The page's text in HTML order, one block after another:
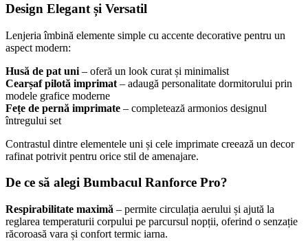
Design Elegant și Versatil
Lenjeria îmbină elemente simple cu accente decorative pentru un
aspect modern:
Husă de pat uni – oferă un look curat și minimalist
Cearșaf pilotă imprimat – adaugă personalitate dormitorului prin
modele grafice moderne
Fețe de pernă imprimate – completează armonios designul
întregului set
Contrastul dintre elementele uni și cele imprimate creează un decor
rafinat potrivit pentru orice stil de amenajare.
De ce să alegi Bumbacul Ranforce Pro?
Respirabilitate maximă – permite circulația aerului și ajută la
reglarea temperaturii corpului pe parcursul nopții, oferind o senzație
răcoroasă vara și confort termic iarna.